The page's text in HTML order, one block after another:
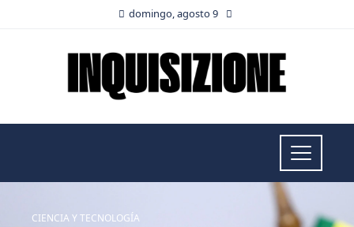
domingo, agosto 9
CIENCIA Y TECNOLOGÍA